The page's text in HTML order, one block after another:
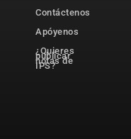
Contáctenos
Apóyenos
¿Quieres
publicar
notas de
IPS?